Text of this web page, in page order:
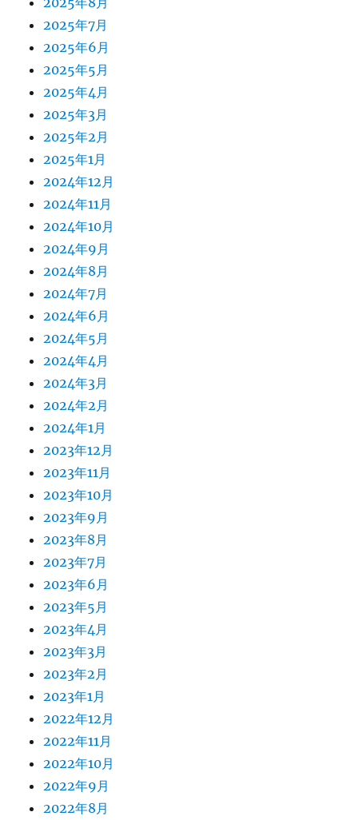
2025年7月
2025年6月
2025年5月
2025年4月
2025年3月
2025年2月
2025年1月
2024年12月
2024年11月
2024年10月
2024年9月
2024年8月
2024年7月
2024年6月
2024年5月
2024年4月
2024年3月
2024年2月
2024年1月
2023年12月
2023年11月
2023年10月
2023年9月
2023年8月
2023年7月
2023年6月
2023年5月
2023年4月
2023年3月
2023年2月
2023年1月
2022年12月
2022年11月
2022年10月
2022年9月
2022年8月